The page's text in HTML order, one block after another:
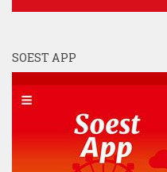
SOEST APP